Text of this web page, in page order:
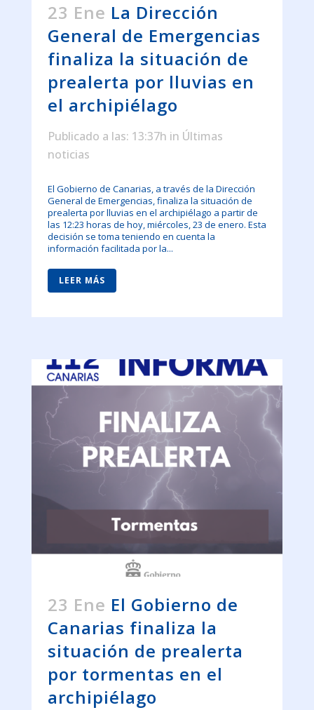
23 Ene La Dirección
General de Emergencias
finaliza la situación de
prealerta por lluvias en
el archipiélago
Publicado a las: 13:37h in Últimas
noticias
El Gobierno de Canarias, a través de la Dirección
General de Emergencias, finaliza la situación de
prealerta por lluvias en el archipiélago a partir de
las 12:23 horas de hoy, miércoles, 23 de enero. Esta
decisión se toma teniendo en cuenta la
información facilitada por la...
LEER MÁS
23 Ene El Gobierno de
Canarias finaliza la
situación de prealerta
por tormentas en el
archipiélago